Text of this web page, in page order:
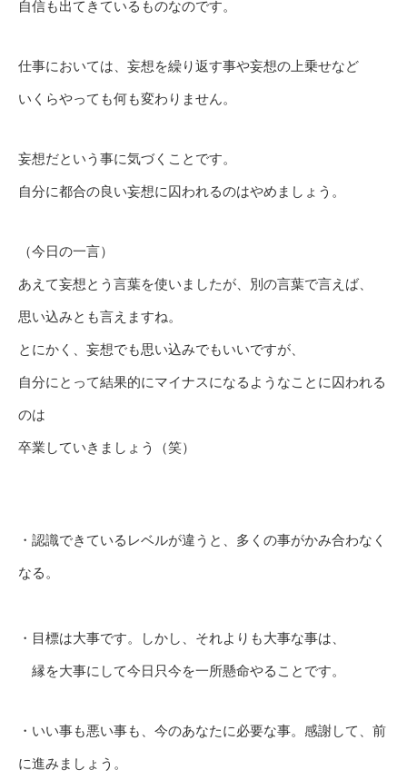
自信も出てきているものなのです。
仕事においては、妄想を繰り返す事や妄想の上乗せなど
いくらやっても何も変わりません。
妄想だという事に気づくことです。
自分に都合の良い妄想に囚われるのはやめましょう。
（今日の一言）
あえて妄想とう言葉を使いましたが、別の言葉で言えば、
思い込みとも言えますね。
とにかく、妄想でも思い込みでもいいですが、
自分にとって結果的にマイナスになるようなことに囚われる
のは
卒業していきましょう（笑）
・認識できているレベルが違うと、多くの事がかみ合わなく
なる。
・目標は大事です。しかし、それよりも大事な事は、
縁を大事にして今日只今を一所懸命やることです。
・いい事も悪い事も、今のあなたに必要な事。感謝して、前
に進みましょう。